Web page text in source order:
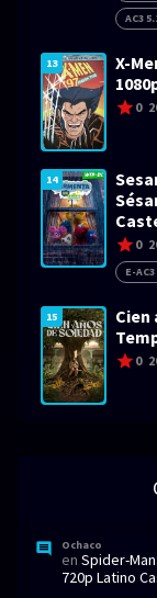
AC3
13
X-
0
14
0
E-
15
Cien
0
Ochaco
en Spider-
720p Latino